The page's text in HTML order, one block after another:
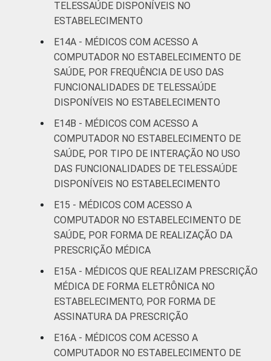
TELESSAÚDE DISPONÍVEIS NO
ESTABELECIMENTO
E14A - MÉDICOS COM ACESSO A
COMPUTADOR NO ESTABELECIMENTO DE
SAÚDE, POR FREQUÊNCIA DE USO DAS
FUNCIONALIDADES DE TELESSAÚDE
DISPONÍVEIS NO ESTABELECIMENTO
E14B - MÉDICOS COM ACESSO A
COMPUTADOR NO ESTABELECIMENTO DE
SAÚDE, POR TIPO DE INTERAÇÃO NO USO
DAS FUNCIONALIDADES DE TELESSAÚDE
DISPONÍVEIS NO ESTABELECIMENTO
E15 - MÉDICOS COM ACESSO A
COMPUTADOR NO ESTABELECIMENTO DE
SAÚDE, POR FORMA DE REALIZAÇÃO DA
PRESCRIÇÃO MÉDICA
E15A - MÉDICOS QUE REALIZAM PRESCRIÇÃO
MÉDICA DE FORMA ELETRÔNICA NO
ESTABELECIMENTO, POR FORMA DE
ASSINATURA DA PRESCRIÇÃO
E16A - MÉDICOS COM ACESSO A
COMPUTADOR NO ESTABELECIMENTO DE